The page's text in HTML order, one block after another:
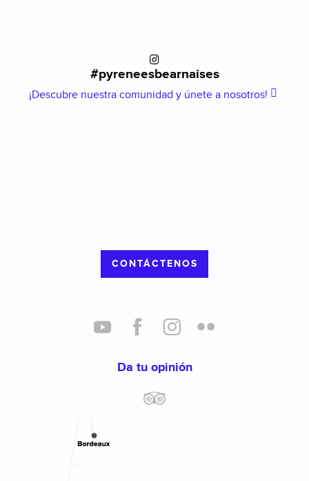
#pyreneesbearnaises
¡Descubre nuestra comunidad y únete a nosotros!
CONTÁCTENOS
Da tu opinión